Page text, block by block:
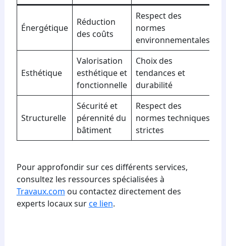
Énergétique
Réduction
des coûts
Respect des
normes
environnementales
Esthétique
Valorisation
esthétique et
fonctionnelle
Choix des
tendances et
durabilité
Structurelle
Sécurité et
pérennité du
bâtiment
Respect des
normes techniques
strictes
Pour approfondir sur ces différents services,
consultez les ressources spécialisées à
Travaux.com ou contactez directement des
experts locaux surce lien.